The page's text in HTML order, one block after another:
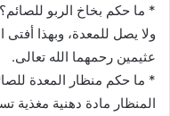
* ما حكم بخاخ الربو
ولا يصل للمعدة، وبهذا
عثيمين رحمهما الله تعالى.
* ما حكم منظار المعدة
المنظار مادة دهنية مغذية